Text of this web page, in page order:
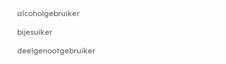
alcoholgebruiker
bijesuiker
deelgenootgebruiker